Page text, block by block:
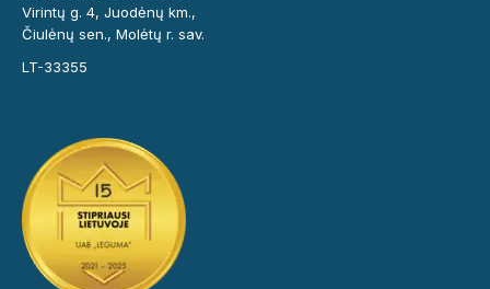
Virintų g. 4, Juodėnų km.,
Čiulėnų sen., Molėtų r. sav.
LT-33355